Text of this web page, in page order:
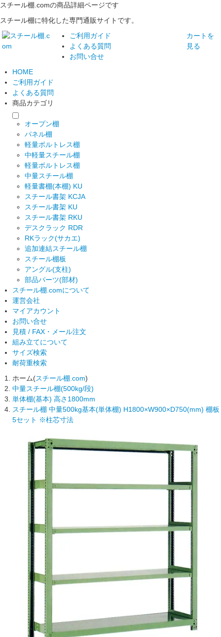
スチール棚.comの商品詳細ページです
スチール棚に特化した専門通販サイトです。
ご利用ガイド
よくある質問
お問い合せ
カートを
見る
HOME
ご利用ガイド
よくある質問
商品カテゴリ
オープン棚
パネル棚
軽量ボルトレス棚
中軽量スチール棚
軽量ボルトレス棚
中量スチール棚
軽量書棚(本棚) KU
スチール書架 KCJA
スチール書架 KU
スチール書架 RKU
デスクラック RDR
RKラック(サカエ)
追加連結スチール棚
スチール棚板
アングル(支柱)
部品パーツ(部材)
スチール棚.comについて
運営会社
マイアカウント
お問い合せ
見積 / FAX・メール注文
組み立てについて
サイズ検索
耐荷重検索
ホーム(スチール棚.com)
中量スチール棚(500kg/段)
単体棚(基本) 高さ1800mm
スチール棚 中量500kg基本(単体棚) H1800×W900×D750(mm) 棚板
5セット ※柱芯寸法